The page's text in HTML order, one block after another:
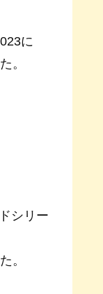
に
。
シリー
。